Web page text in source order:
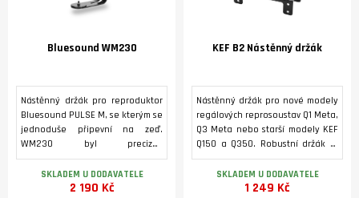
Bluesound WM230
Nástěnný držák pro reproduktor
Bluesound PULSE M, se kterým se
jednoduše připevní na zeď.
WM230 byl precizně
zkonstruován z vysoce kvalitních
materiálů, které svým vzhledem
dokonale ladí s reproduktorem
SKLADEM U DODAVATELE
2 190 Kč
KEF B2 Nástěnný držák
Nástěnný držák pro nové modely
regálových reprosoustav Q1 Meta,
Q3 Meta nebo starší modely KEF
Q150 a Q350. Robustní držák je
přišroubován přímo na zadní
stranu reproduktoru, což
umožňuje téměř zapuštěnou
SKLADEM U DODAVATELE
1 249 Kč